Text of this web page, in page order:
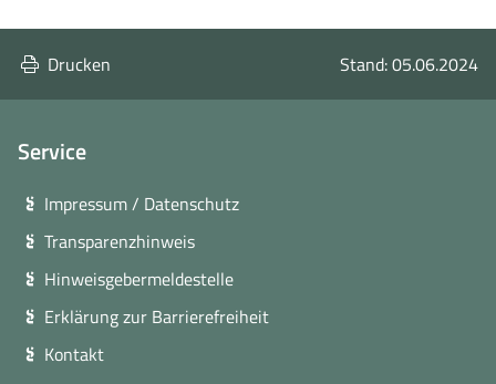
Drucken Stand: 05.06.2024
Service
Impressum / Datenschutz
Transparenzhinweis
Hinweisgebermeldestelle
Erklärung zur Barrierefreiheit
Kontakt